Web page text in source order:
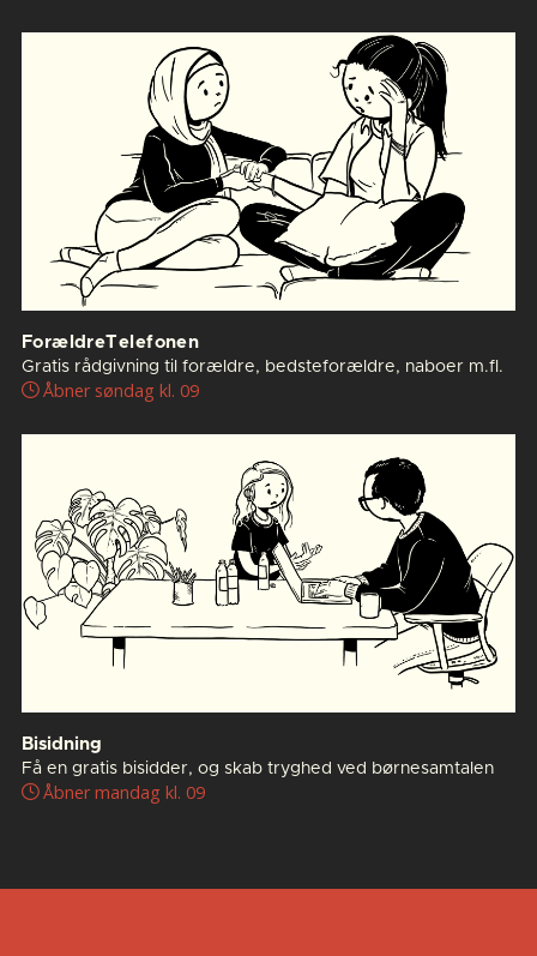
ForældreTelefonen
Gratis rådgivning til forældre, bedsteforældre, naboer m.fl.
Åbner søndag kl. 09
Bisidning
Få en gratis bisidder, og skab tryghed ved børnesamtalen
Åbner mandag kl. 09